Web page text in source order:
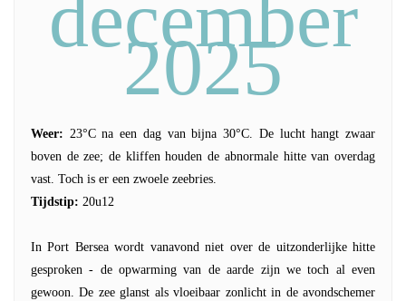
december
2025
Weer: 23°C na een dag van bijna 30°C. De lucht hangt zwaar
boven de zee; de kliffen houden de abnormale hitte van overdag
vast. Toch is er een zwoele zeebries.
Tijdstip: 20u12
In Port Bersea wordt vanavond niet over de uitzonderlijke hitte
gesproken - de opwarming van de aarde zijn we toch al even
gewoon. De zee glanst als vloeibaar zonlicht in de avondschemer